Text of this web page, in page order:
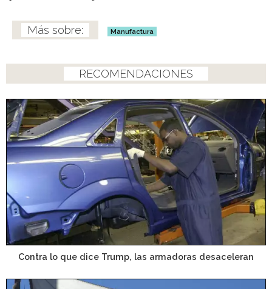
Manufactura
RECOMENDACIONES
Contra lo que dice Trump, las armadoras desaceleran